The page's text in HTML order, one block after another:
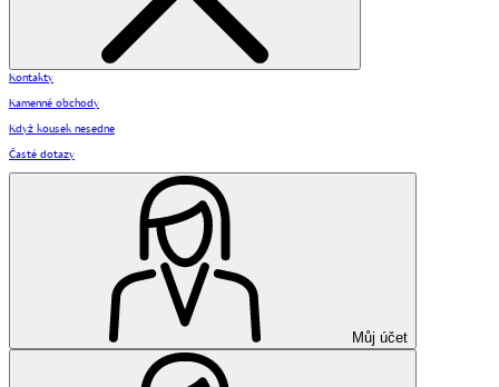
Kontakty
Kamenné obchody
Když kousek nesedne
Časté dotazy
Můj účet